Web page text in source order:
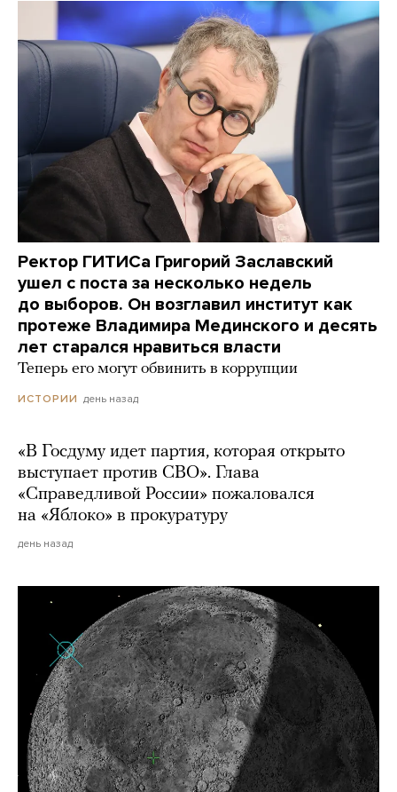
Ректор ГИТИСа Григорий Заславский
ушел с поста за несколько недель
до выборов. Он возглавил институт как
протеже Владимира Мединского и десять
лет старался нравиться власти
Теперь его могут обвинить в коррупции
ИСТОРИИ день назад
«В Госдуму идет партия, которая открыто
выступает против СВО». Глава
«Справедливой России» пожаловался
на «Яблоко» в прокуратуру
день назад